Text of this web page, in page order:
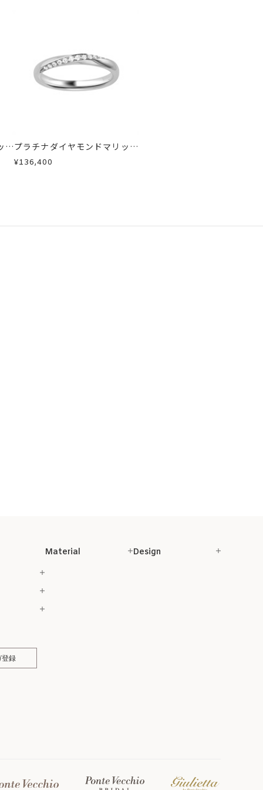
ジプラチナダイヤモンドマリッジ
リング
¥136,400
録
Material Design